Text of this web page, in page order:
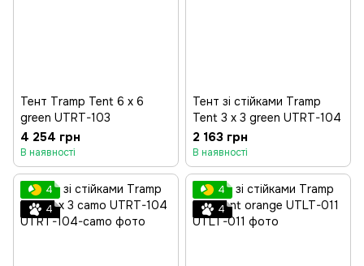
Тент Tramp Tent 6 х 6
green UTRT-103
4 254 грн
В наявності
Тент зі стійками Tramp
Tent 3 х 3 green UTRT-104
2 163 грн
В наявності
4
4
4
4